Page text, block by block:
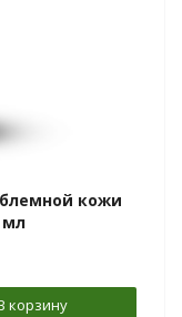
кожи
мл
корзину